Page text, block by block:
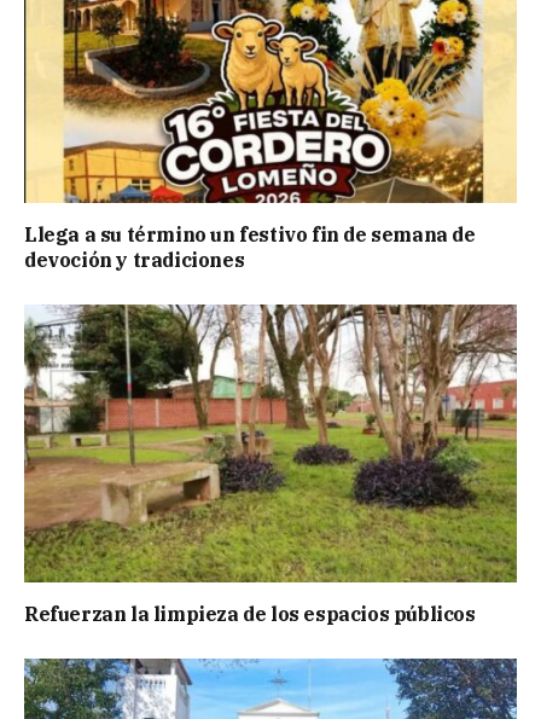
Llega a su término un festivo fin de semana de
devoción y tradiciones
Refuerzan la limpieza de los espacios públicos